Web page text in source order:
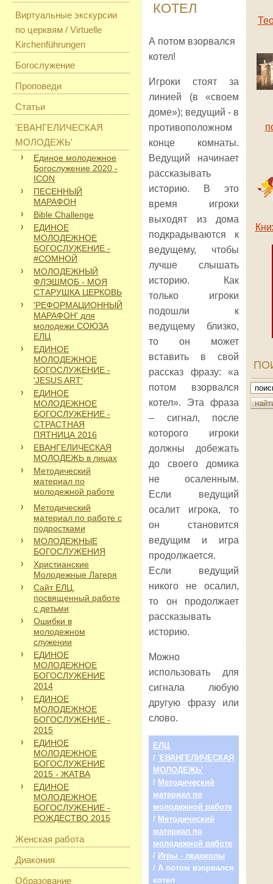
Виртуальные экскурсии
по церквям / Virtuelle
Kirchenführungen
Богослужение
Проповеди
Статьи
'ЕВАНГЕЛИЧЕСКАЯ
МОЛОДЕЖЬ'
Единое молодежное
Богослужение 2020 -
ICON
ПЕСЕННЫЙ
МАРАФОН
Bible Challenge
ЕДИНОЕ
МОЛОДЕЖНОЕ
БОГОСЛУЖЕНИЕ -
#СОМНОЙ
МОЛОДЕЖНЫЙ
ФЛЭШМОБ - МОЯ
СТАРУШКА ЦЕРКОВЬ
'РЕФОРМАЦИОННЫЙ
МАРАФОН' для
молодежи СОЮЗА
ЕЛЦ
ЕДИНОЕ
МОЛОДЕЖНОЕ
БОГОСЛУЖЕНИЕ -
'JESUS ART'
ЕДИНОЕ
МОЛОДЕЖНОЕ
БОГОСЛУЖЕНИЕ -
СТРАСТНАЯ
ПЯТНИЦА 2016
ЕВАНГЕЛИЧЕСКАЯ
МОЛОДЕЖЬ в лицах
Методический
материал по
молодежной работе
Методический
материал по работе с
подростками
МОЛОДЕЖНЫЕ
БОГОСЛУЖЕНИЯ
Христианские
Молодежные Лагеря
Сайт ЕЛЦ,
посвященный работе
с детьми
Ошибки в
молодежном
служении
ЕДИНОЕ
МОЛОДЕЖНОЕ
БОГОСЛУЖЕНИЕ
2014
ЕДИНОЕ
МОЛОДЕЖНОЕ
БОГОСЛУЖЕНИЕ -
2015
ЕДИНОЕ
МОЛОДЕЖНОЕ
БОГОСЛУЖЕНИЕ
2015 - ЖАТВА
ЕДИНОЕ
МОЛОДЕЖНОЕ
БОГОСЛУЖЕНИЕ -
РОЖДЕСТВО 2015
Женская работа
Диакония
Образование
КОТЕЛ
А потом взорвался
котел!
Игроки стоят за
линией (в «своем
доме»); ведущий - в
противоположном
конце комнаты.
Ведущий начинает
рассказывать
историю. В это
время игроки
выходят из дома
подкрадываются к
ведущему, чтобы
лучше слышать
историю. Как
только игроки
подошли к
ведущему близко,
то он может
вставить в свой
рассказ фразу: «а
потом взорвался
котел». Эта фраза
– сигнал, после
которого игроки
должны добежать
до своего домика
не осаленным.
Если ведущий
осалит игрока, то
он становится
ведущим и игра
продолжается.
Если ведущий
никого не осалил,
то он продолжает
рассказывать
историю.
Можно
использовать для
сигнала любую
другую фразу или
слово.
ЕЛЦ
/ 'ЕВАНГЕЛИЧЕСКАЯ
МОЛОДЕЖЬ'
/ Методический
материал по
молодежной работе
/ Методический
материал по
молодежной работе
/ Игры - ледоколы
/ А потом взорвался
котел